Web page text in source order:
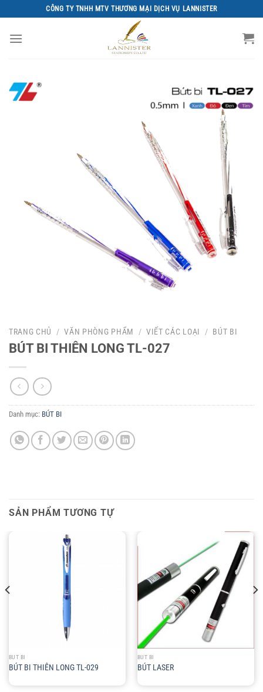
đến
nội
CÔNG TY TNHH MTV THƯƠNG MẠI DỊCH VỤ LANNISTER
TRANG CHỦ / VĂN PHÒNG PHẨM / VIẾT CÁC LOẠI / BÚT BI
BÚT BI THIÊN LONG TL-027
Danh mục: BÚT BI
SẢN PHẨM TƯƠNG TỰ
BÚT BI
BÚT BI THIÊN LONG TL-029
BÚT BI
BÚT LASER